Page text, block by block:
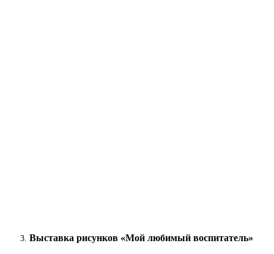
Выставка рисунков «Мой любимый воспитатель»